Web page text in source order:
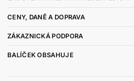
CENY, DANĚ A DOPRAVA
ZÁKAZNICKÁ PODPORA
BALÍČEK OBSAHUJE